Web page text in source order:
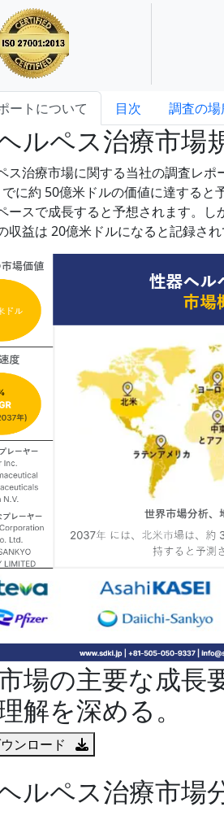
ートについて 目次 調査の場
ルペス治療市場
ス治療市場に関する当社の調査レポ
に約 50億米ドルの価値に達する
ースで成長すると予想されます。
収益は 20億米ドルになると記録され
場の主要な成長
解を深める。
ンロード
ルペス治療市場